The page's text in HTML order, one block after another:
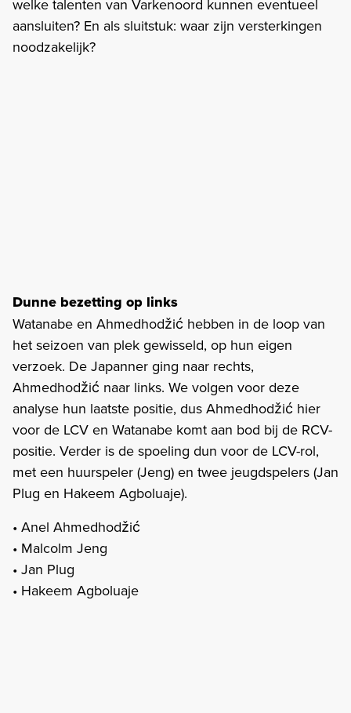
welke talenten van Varkenoord kunnen eventueel
aansluiten? En als sluitstuk: waar zijn versterkingen
noodzakelijk?
Dunne bezetting op links
Watanabe en Ahmedhodžić hebben in de loop van
het seizoen van plek gewisseld, op hun eigen
verzoek. De Japanner ging naar rechts,
Ahmedhodžić naar links. We volgen voor deze
analyse hun laatste positie, dus Ahmedhodžić hier
voor de LCV en Watanabe komt aan bod bij de RCV-
positie. Verder is de spoeling dun voor de LCV-rol,
met een huurspeler (Jeng) en twee jeugdspelers (Jan
Plug en Hakeem Agboluaje).
• Anel Ahmedhodžić
• Malcolm Jeng
• Jan Plug
• Hakeem Agboluaje